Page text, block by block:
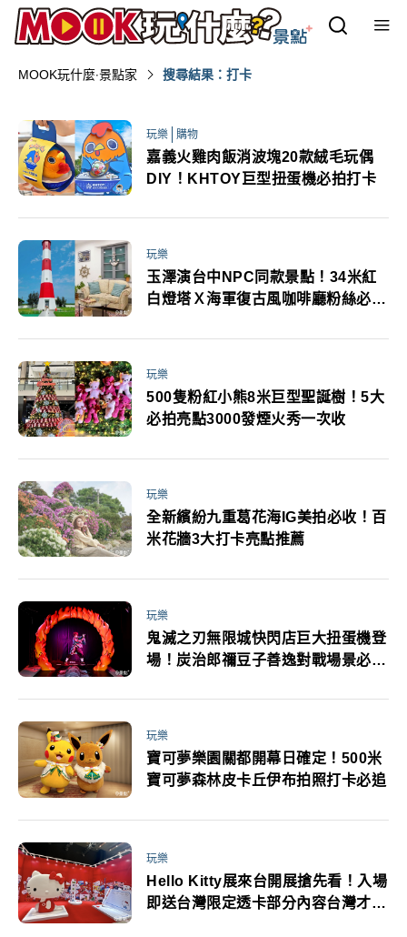
MOOK玩什麼‧景點家 搜尋結果：打卡
玩樂 購物
嘉義火雞肉飯消波塊20款絨毛玩偶
DIY！KHTOY巨型扭蛋機必拍打卡
玩樂
玉澤演台中NPC同款景點！34米紅
白燈塔Ｘ海軍復古風咖啡廳粉絲必踩
玩樂
500隻粉紅小熊8米巨型聖誕樹！5大
必拍亮點3000發煙火秀一次收
玩樂
全新繽紛九重葛花海IG美拍必收！百
米花牆3大打卡亮點推薦
玩樂
鬼滅之刃無限城快閃店巨大扭蛋機登
場！炭治郎禰豆子善逸對戰場景必拍
玩樂
寶可夢樂園關都開幕日確定！500米
寶可夢森林皮卡丘伊布拍照打卡必追
玩樂
Hello Kitty展來台開展搶先看！入場
即送台灣限定透卡部分內容台灣才有